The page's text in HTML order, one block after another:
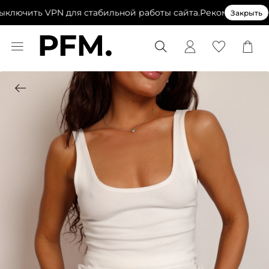
VPN для стабильной работы сайта.Рекомендуем
Закрыть